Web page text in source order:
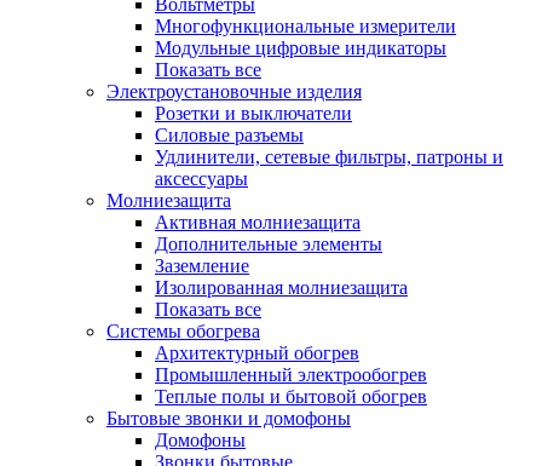
Вольтметры
Многофункциональные измерители
Модульные цифровые индикаторы
Показать все
Электроустановочные изделия
Розетки и выключатели
Силовые разъемы
Удлинители, сетевые фильтры, патроны и
аксессуары
Молниезащита
Активная молниезащита
Дополнительные элементы
Заземление
Изолированная молниезащита
Показать все
Системы обогрева
Архитектурный обогрев
Промышленный электрообогрев
Теплые полы и бытовой обогрев
Бытовые звонки и домофоны
Домофоны
Звонки бытовые